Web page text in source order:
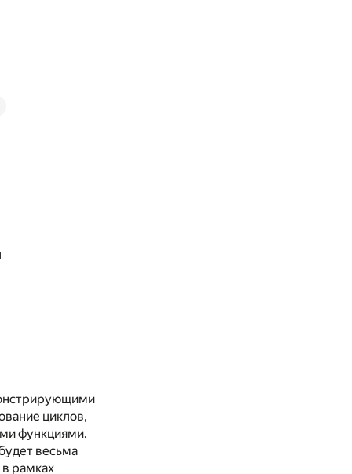
циклов,
функциями.
весьма
рамках